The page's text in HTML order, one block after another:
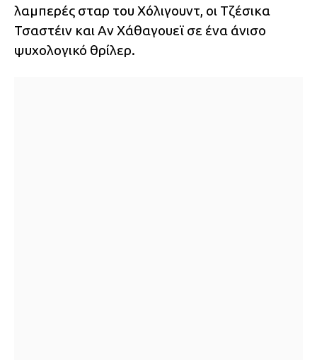
λαμπερές σταρ του Χόλιγουντ, οι Τζέσικα
Τσαστέιν και Αν Χάθαγουεϊ σε ένα άνισο
ψυχολογικό θρίλερ.